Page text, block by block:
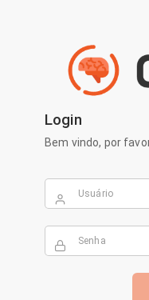
Login
Bem vindo, por
Usuário
Senha